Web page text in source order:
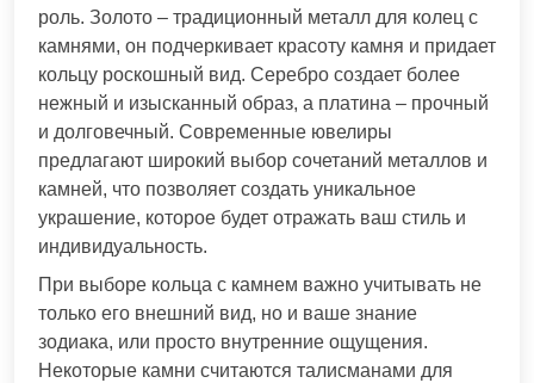
роль. Золото – традиционный металл для колец с
камнями, он подчеркивает красоту камня и придает
кольцу роскошный вид. Серебро создает более
нежный и изысканный образ, а платина – прочный
и долговечный. Современные ювелиры
предлагают широкий выбор сочетаний металлов и
камней, что позволяет создать уникальное
украшение, которое будет отражать ваш стиль и
индивидуальность.
При выборе кольца с камнем важно учитывать не
только его внешний вид, но и ваше знание
зодиака, или просто внутренние ощущения.
Некоторые камни считаются талисманами для